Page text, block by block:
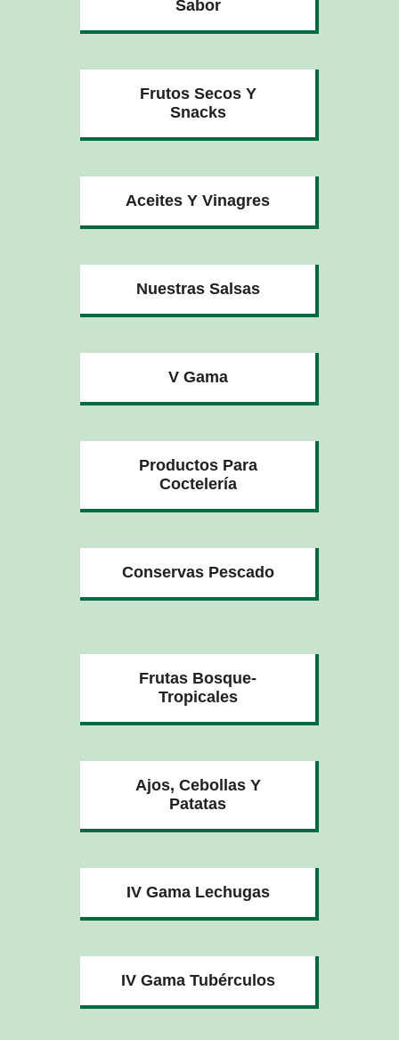
Sabor
Frutos Secos Y
Snacks
Aceites Y Vinagres
Nuestras Salsas
V Gama
Productos Para
Coctelería
Conservas Pescado
Frutas Bosque-
Tropicales
Ajos, Cebollas Y
Patatas
IV Gama Lechugas
IV Gama Tubérculos